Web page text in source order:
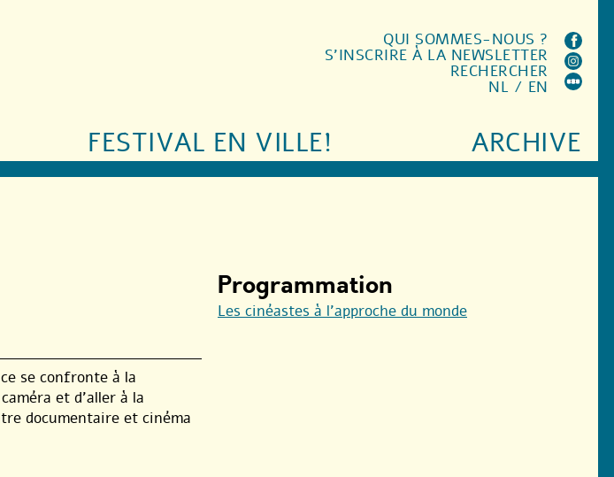
FESTIVAL EN VILLE! ARCHIVE
QUI SOMMES-NOUS ?
S'INSCRIRE À LA NEWSLETTER
RECHERCHER
NL / EN
se confronte à la
et d’aller à la
documentaire et cinéma
Programmation
Les cinéastes à l’approche du monde